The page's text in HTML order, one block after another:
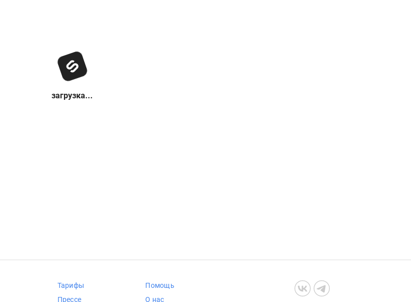
загрузка...
Тарифы
Прессе
Помощь
О нас